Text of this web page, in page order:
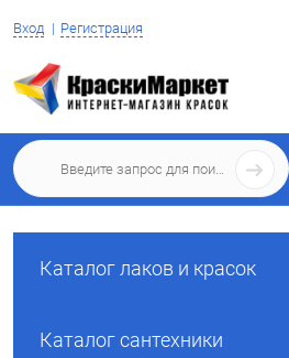
Вход Регистрация
Каталог лаков и красок
Каталог сантехники